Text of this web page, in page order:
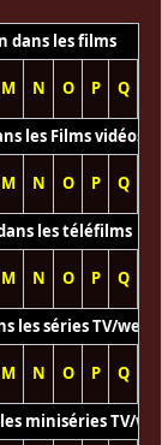
dans les films
M N O P Q
les Films vidéos
M N O P Q
les téléfilms
M N O P Q
les séries TV/web
M N O P Q
miniséries TV/